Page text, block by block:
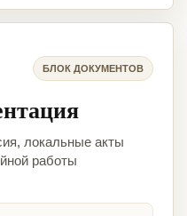
БЛОК ДОКУМЕНТОВ
локальные акты
работы